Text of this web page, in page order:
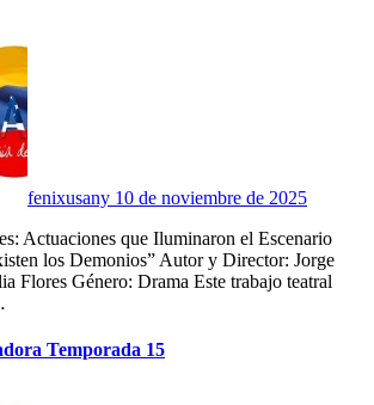
fenixusany 10 de noviembre de 2025
los Demonios” Autor y Director: Jorge
Flores Género: Drama Este trabajo teatral
Temporada 15